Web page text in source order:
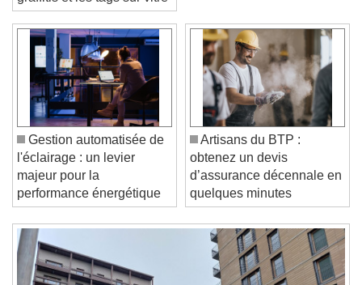
Video Player is loading.
Play Video
Play
Skip Backward
Skip Forward
Unmute
Current Time
/
Duration-:-
Loaded:0%
Seek to live, currently behind liveLIVE
Remaining Time-0:00
graffitis et les tags sur vitre
Gestion automatisée de
l'éclairage : un levier
majeur pour la
performance énergétique
Artisans du BTP :
obtenez un devis
d’assurance décennale en
quelques minutes